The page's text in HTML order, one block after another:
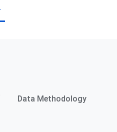
Data Methodology